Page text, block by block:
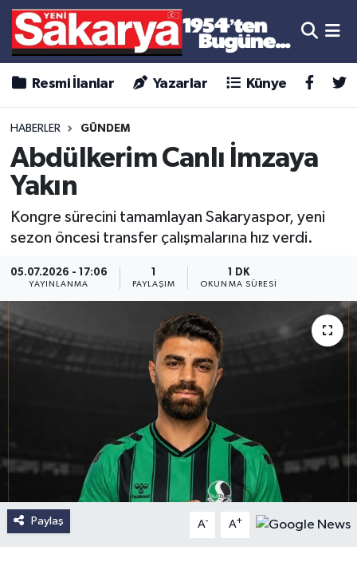
Resmi İlanlar Yazarlar Künye
HABERLER GÜNDEM
Abdülkerim Canlı İmzaya
Yakın
Kongre sürecini tamamlayan Sakaryaspor, yeni
sezon öncesi transfer çalışmalarına hız verdi.
05.07.2026 - 17:06
YAYINLANMA PAYLAŞIM
1 DK
OKUNMA SÜRESI
Paylaş A- A+